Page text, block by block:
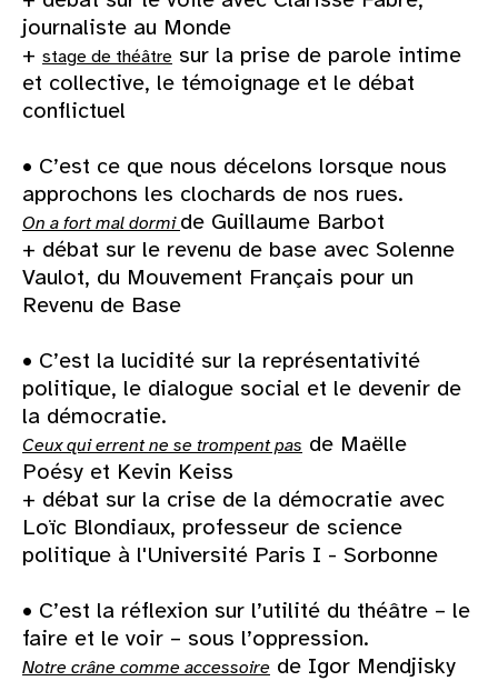
journaliste au Monde
+ stage de théâtre sur la prise de parole intime
et collective, le témoignage et le débat
conflictuel
• C’est ce que nous décelons lorsque nous
approchons les clochards de nos rues.
On a fort mal dormi de Guillaume Barbot
+ débat sur le revenu de base avec Solenne
Vaulot, du Mouvement Français pour un
Revenu de Base
• C’est la lucidité sur la représentativité
politique, le dialogue social et le devenir de
la démocratie.
Ceux qui errent ne se trompent pas de Maëlle
Poésy et Kevin Keiss
+ débat sur la crise de la démocratie avec
Loïc Blondiaux, professeur de science
politique à l'Université Paris I - Sorbonne
• C’est la réflexion sur l’utilité du théâtre – le
faire et le voir – sous l’oppression.
Notre crâne comme accessoire de Igor Mendjisky